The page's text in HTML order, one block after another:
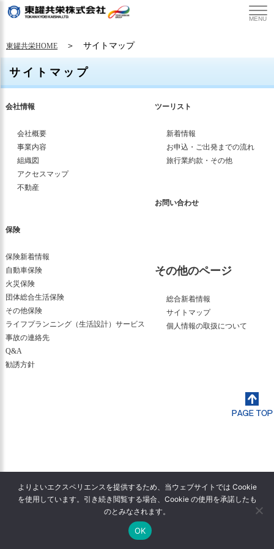
MENU
東罐共栄HOME ＞ サイトマップ
サイトマップ
会社情報
会社概要
事業内容
組織図
アクセスマップ
不動産
保険
保険新着情報
自動車保険
火災保険
団体総合生活保険
その他保険
ライフプランニング（生活設計）サービス
事故の連絡先
Q&A
勧誘方針
ツーリスト
新着情報
お申込・ご出発までの流れ
旅行業約款・その他
お問い合わせ
その他のページ
総合新着情報
サイトマップ
個人情報の取扱について
よりよいエクスペリエンスを提供するため、当ウェブサイトでは Cookie
を使用しています。引き続き閲覧する場合、Cookie の使用を承諾したも
のとみなされます。
OK